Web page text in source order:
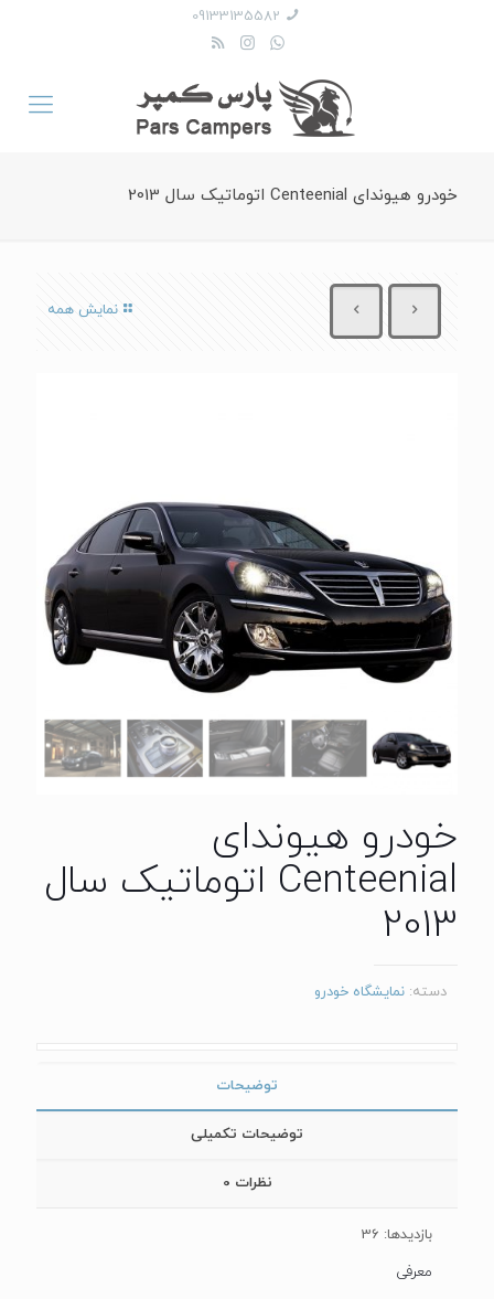
09133135582
خودرو هیوندای Centeenial اتوماتیک سال 2013
نمایش همه
خودرو هیوندای
Centeenial اتوماتیک سال
2013
دسته: نمایشگاه خودرو
توضیحات
توضیحات تکمیلی
نظرات 0
بازدیدها: 36
معرفی